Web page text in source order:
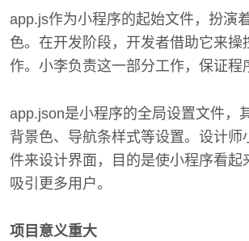
app.js作为小程序的起始文件，扮演
色。在开发阶段，开发者借助它来操
作。小李负责这一部分工作，保证程
app.json是小程序的全局设置文件，
背景色、导航条样式等设置。设计师
件来设计界面，目的是使小程序看起
吸引更多用户。
项目意义重大